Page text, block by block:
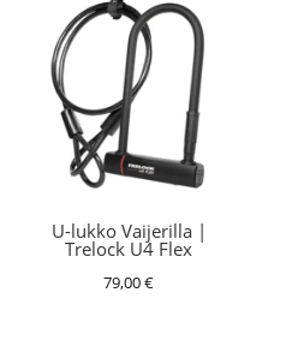
U-lukko Vaijerilla |
Trelock U4 Flex
79,00€